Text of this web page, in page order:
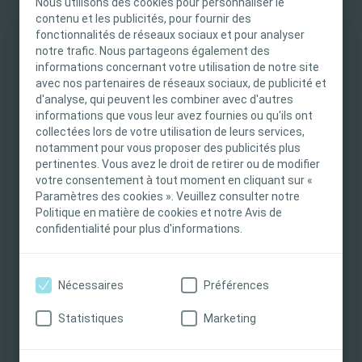
contenu et les publicités, pour fournir des
fonctionnalités de réseaux sociaux et pour analyser
notre trafic. Nous partageons également des
informations concernant votre utilisation de notre site
avec nos partenaires de réseaux sociaux, de publicité et
d'analyse, qui peuvent les combiner avec d'autres
informations que vous leur avez fournies ou qu'ils ont
collectées lors de votre utilisation de leurs services,
notamment pour vous proposer des publicités plus
pertinentes. Vous avez le droit de retirer ou de modifier
votre consentement à tout moment en cliquant sur «
Paramètres des cookies ». Veuillez consulter notre
Politique en matière de cookies et notre Avis de
confidentialité pour plus d'informations.
Nécessaires Préférences
Statistiques Marketing
INFORMATION IMPORTANTE
Ce site est destiné uniquement aux
professionnels de santé français tels que définis
dans le Code de la santé publique français. Le
contenu du site est destiné à l’information et
l’éducation et peut ne pas être adapté à toutes
les juridictions. Coloplast ne fournit pas de
conseils médicaux. Le professionnel de santé est
seul responsable du choix du traitement pour les
les instructions d'utilisation, contre-indications,
consulter le mode d'emploi (IFU) du produit avant
professionnels de santé. Ces données sont traitées
pour les finalités suivantes : la gestion des activités
marketing et promotionnelles (y compris l'envoi de
communications) ; la gestion des inscriptions aux
sessions d’information sur les produits Coloplast ; la
gestion des demandes d’échantillons de produits ; la
gestion des prises de rendez-vous avec les équipes
commerciales de Coloplast ; la gestion des contrats
et conventions (y inclus leur signature et leur
exécution, les paiements associés, la gestion de
l’archivage, et les formalités auprès des Autorités
compétentes) ; répondre aux exigences légales et
réglementaires applicables (en particulier les
comptes).
Pour en savoir plus sur la manière dont Coloplast,
responsable du traitement de données, gère vos